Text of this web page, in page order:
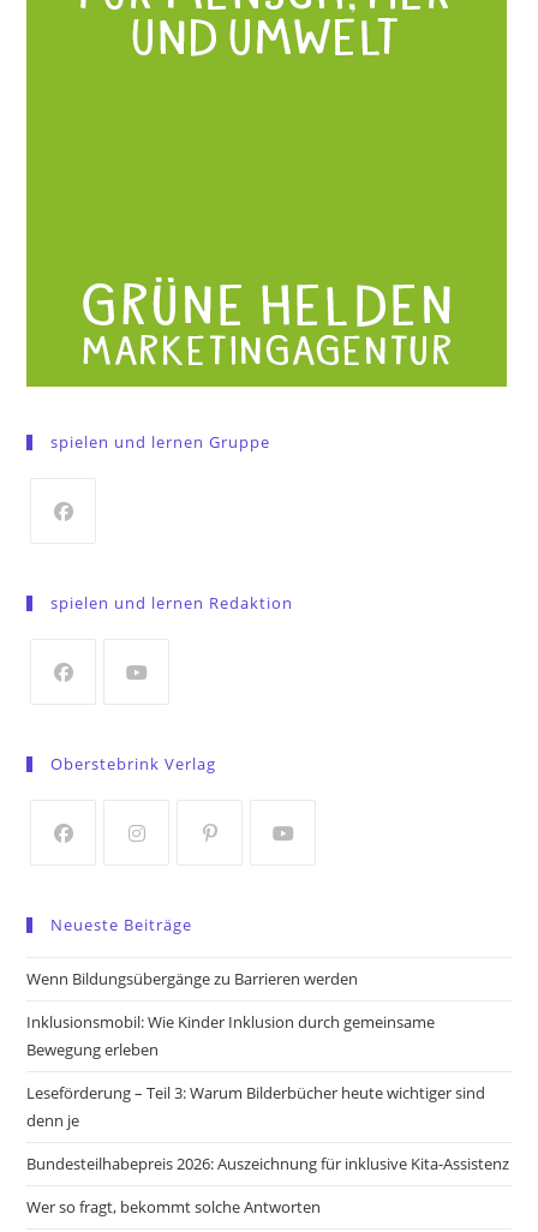
spielen und lernen Gruppe
a
tab
spielen und lernen Redaktion
a
tab
tab
Oberstebrink Verlag
a
new
new
a
new
new
Neueste Beiträge
Wenn Bildungsübergänge zu Barrieren werden
Inklusionsmobil: Wie Kinder Inklusion durch gemeinsame
Bewegung erleben
Leseförderung – Teil 3: Warum Bilderbücher heute wichtiger sind
denn je
Bundesteilhabepreis 2026: Auszeichnung für inklusive Kita-Assistenz
Wer so fragt, bekommt solche Antworten